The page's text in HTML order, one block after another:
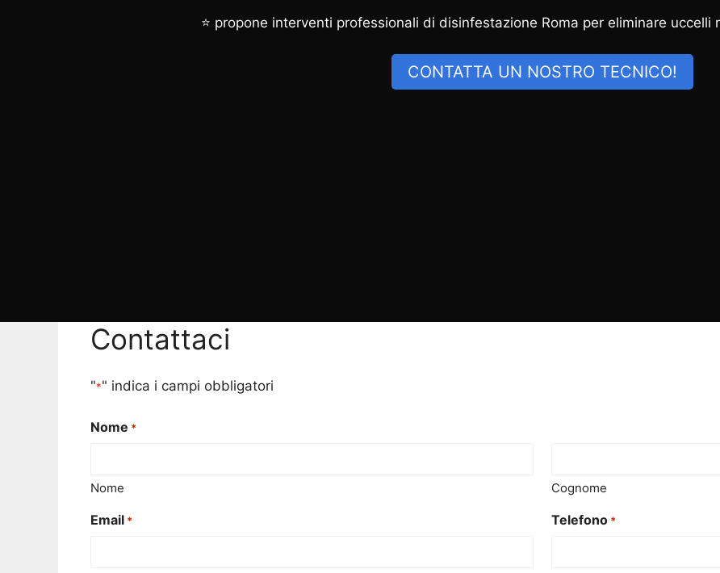
⭐ propone interventi professionali di disinfestazione Roma per eliminare
CONTATTA UN NOSTRO TECNICO!
Contattaci
"*" indica i campi obbligatori
Nome *
Nome Cognome
Email * Telefono *